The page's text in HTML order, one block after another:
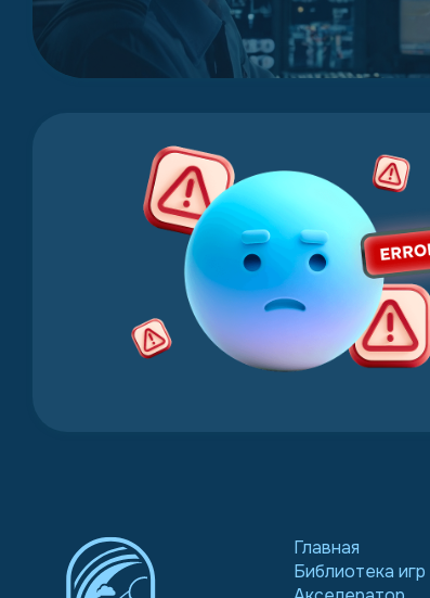
Главная
Библиотека игр